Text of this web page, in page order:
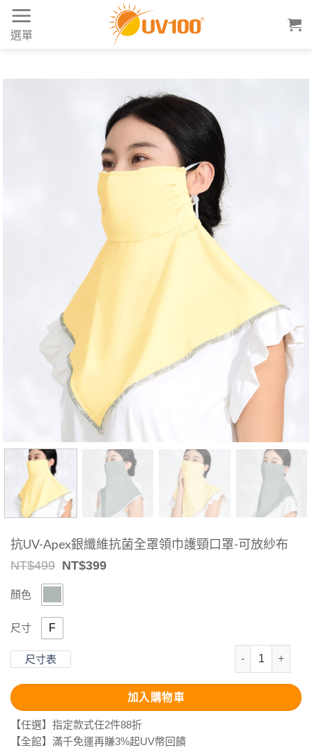
Skip
content
選單
抗UV-Apex銀纖維抗菌全罩領巾護頸口罩-可放紗布
NT$499 Original
was:
NT$499.
NT$399Current
顏色
尺寸 F
尺寸表
抗UV-Apex銀
加入購物車
【任選】指定款式任2件88折
【全館】滿千免運再賺3%起UV幣回饋